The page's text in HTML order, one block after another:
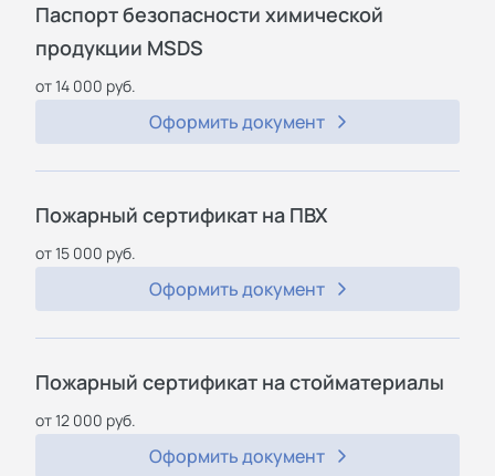
Паспорт безопасности химической
продукции MSDS
от 14 000 руб.
Оформить документ
Пожарный сертификат на ПВХ
от 15 000 руб.
Оформить документ
Пожарный сертификат на стойматериалы
от 12 000 руб.
Оформить документ